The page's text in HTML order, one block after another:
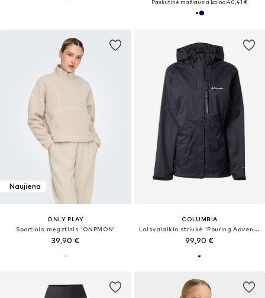
Paskutinė mažiausia kaina:40,41 €
Naujiena
ONLY PLAY
Sportinis megztinis 'ONPMON'
39,90 €
COLUMBIA
Laisvalaikio striukė 'Pouring Adventure'
99,90 €